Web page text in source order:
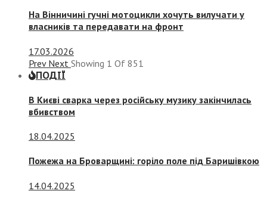
На Вінничині гучні мотоцикли хочуть вилучати у
власників та передавати на фронт
17.03.2026
Prev Next Showing 1 Of 851
ПОДІЇ
В Києві сварка через російську музику закінчилась
вбивством
18.04.2025
Пожежа на Броварщині: горіло поле під Баришівкою
14.04.2025